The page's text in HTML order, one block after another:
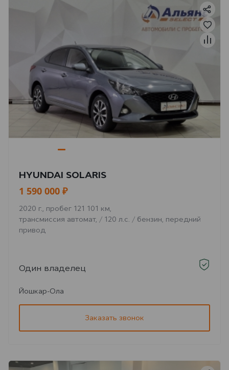
HYUNDAI SOLARIS
1 590 000 ₽
2020 г., пробег 121 101 км,
трансмиссия автомат, / 120 л.с. / бензин, передний
привод
Один владелец
Йошкар-Ола
Заказать звонок